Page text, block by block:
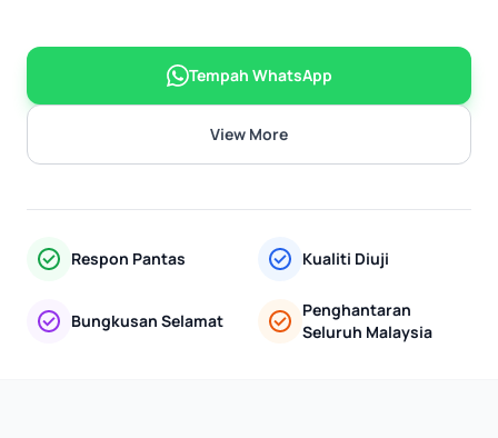
Tempah WhatsApp
View More
Respon Pantas Kualiti Diuji
Bungkusan Selamat
Penghantaran
Seluruh Malaysia